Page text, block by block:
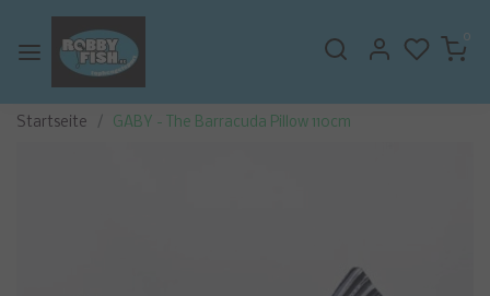
0
Startseite GABY - The Barracuda Pillow 110cm